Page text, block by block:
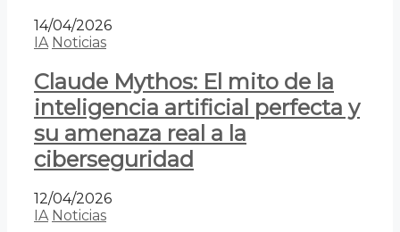
14/04/2026
IA Noticias
Claude Mythos: El mito de la
inteligencia artificial perfecta y
su amenaza real a la
ciberseguridad
12/04/2026
IA Noticias